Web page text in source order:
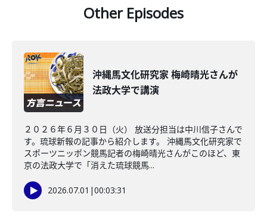
Other Episodes
沖縄馬文化研究家 梅崎晴光さんが
法政大学で講演
２０２６年６月３０日（火） 放送分担当は中川信子さんで
す。琉球新報の記事から紹介します。 沖縄馬文化研究家で
スポーツニッポン競馬記者の梅崎晴光さんがこのほど、東
京の法政大学で「消えた琉球競馬...
2026.07.01 |00:03:31